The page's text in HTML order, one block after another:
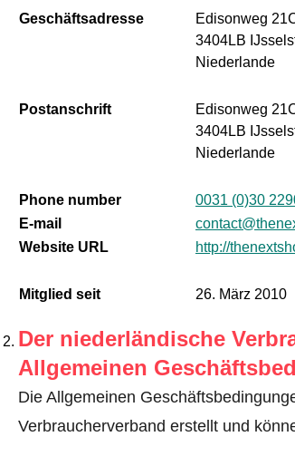
Geschäftsadresse
Edisonweg
3404LB
Niederlande
Postanschrift
Edisonweg
3404LB
Niederlande
Phone number
0031 (0)30
E-mail
Website URL
http://
Mitglied seit 26. März 2010
Der niederländische
Allgemeinen
Die Allgemeinen
Verbraucherverband erstellt und